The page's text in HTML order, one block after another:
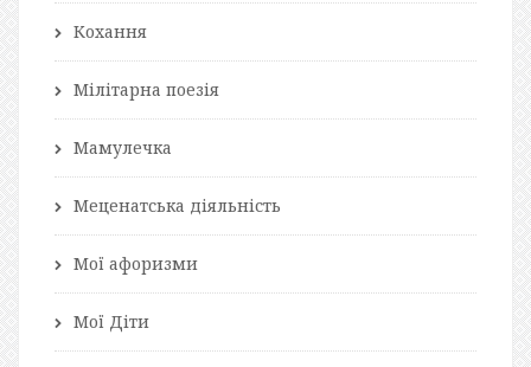
Кохання
Мілітарна поезія
Мамулечка
Меценатська діяльність
Мої афоризми
Мої Діти